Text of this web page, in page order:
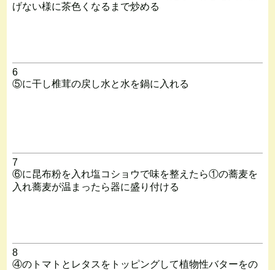
げない様に茶色くなるまで炒める
6
⑤に干し椎茸の戻し水と水を鍋に入れる
7
⑥に昆布粉を入れ塩コショウで味を整えたら①の蕎麦を
入れ蕎麦が温まったら器に盛り付ける
8
④のトマトとレタスをトッピングして植物性バターをの